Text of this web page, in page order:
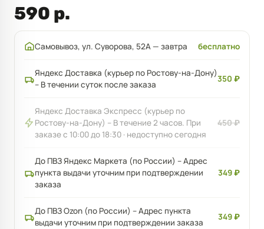
590 р.
Самовывоз, ул. Суворова, 52А — завтра бесплатно
Яндекс Доставка (курьер по Ростову-на-Дону)
– В течении суток после заказа
350 ₽
Яндекс Доставка Экспресс (курьер по
Ростову-на-Дону) – В течение 2 часов. При
заказе с 10:00 до 18:30 · недоступно сегодня
450 ₽
До ПВЗ Яндекс Маркета (по России) – Адрес
пункта выдачи уточним при подтверждении
заказа
349 ₽
До ПВЗ Ozon (по России) – Адрес пункта
выдачи уточним при подтверждении заказа
349 ₽